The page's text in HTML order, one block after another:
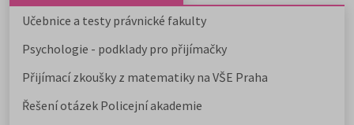
Učebnice a testy právnické fakulty
Psychologie - podklady pro přijímačky
Přijímací zkoušky z matematiky na VŠE Praha
Řešení otázek Policejní akademie